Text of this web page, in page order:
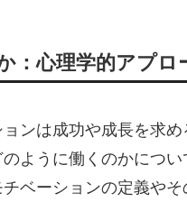
：心理学的アプロ
ンは成功や成長を求
ように働くのかにつ
ベーションの定義やそ